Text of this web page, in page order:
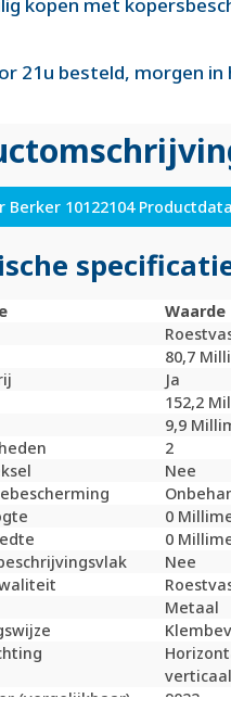
kopen met
21u besteld, morgen in
Berker 10122104
Waarde
80,7
Ja
152,2
9,9
2
Nee
0
0
Nee
Metaal
verticaal
(vergelijkbaar)
9022